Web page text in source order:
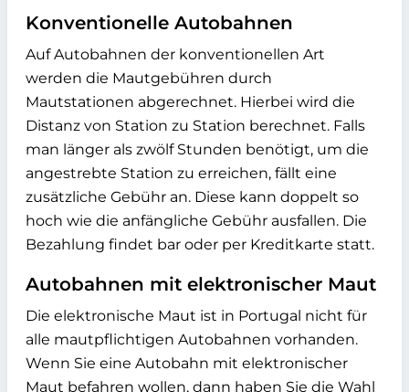
Konventionelle Autobahnen
Auf Autobahnen der konventionellen Art
werden die Mautgebühren durch
Mautstationen abgerechnet. Hierbei wird die
Distanz von Station zu Station berechnet. Falls
man länger als zwölf Stunden benötigt, um die
angestrebte Station zu erreichen, fällt eine
zusätzliche Gebühr an. Diese kann doppelt so
hoch wie die anfängliche Gebühr ausfallen. Die
Bezahlung findet bar oder per Kreditkarte statt.
Autobahnen mit elektronischer Maut
Die elektronische Maut ist in Portugal nicht für
alle mautpflichtigen Autobahnen vorhanden.
Wenn Sie eine Autobahn mit elektronischer
Maut befahren wollen, dann haben Sie die Wahl